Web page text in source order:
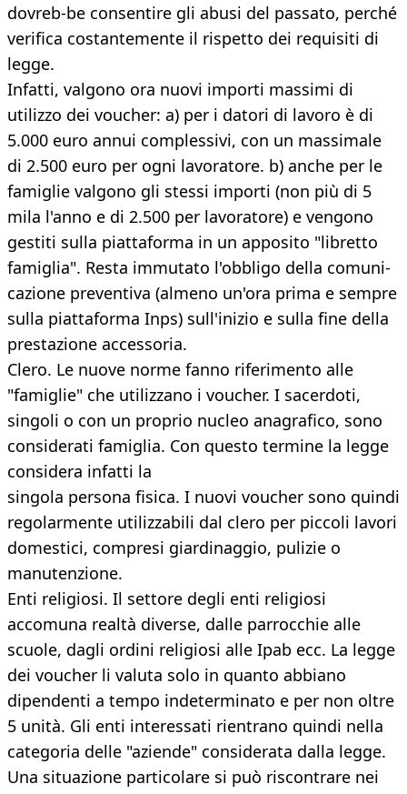
dovreb-be consentire gli abusi del passato, perché
verifica costantemente il rispetto dei requisiti di
legge.
Infatti, valgono ora nuovi importi massimi di
utilizzo dei voucher: a) per i datori di lavoro è di
5.000 euro annui complessivi, con un massimale
di 2.500 euro per ogni lavoratore. b) anche per le
famiglie valgono gli stessi importi (non più di 5
mila l'anno e di 2.500 per lavoratore) e vengono
gestiti sulla piattaforma in un apposito "libretto
famiglia". Resta immutato l'obbligo della comuni-
cazione preventiva (almeno un'ora prima e sempre
sulla piattaforma Inps) sull'inizio e sulla fine della
prestazione accessoria.
Clero. Le nuove norme fanno riferimento alle
"famiglie" che utilizzano i voucher. I sacerdoti,
singoli o con un proprio nucleo anagrafico, sono
considerati famiglia. Con questo termine la legge
considera infatti la
singola persona fisica. I nuovi voucher sono quindi
regolarmente utilizzabili dal clero per piccoli lavori
domestici, compresi giardinaggio, pulizie o
manutenzione.
Enti religiosi. Il settore degli enti religiosi
accomuna realtà diverse, dalle parrocchie alle
scuole, dagli ordini religiosi alle Ipab ecc. La legge
dei voucher li valuta solo in quanto abbiano
dipendenti a tempo indeterminato e per non oltre
5 unità. Gli enti interessati rientrano quindi nella
categoria delle "aziende" considerata dalla legge.
Una situazione particolare si può riscontrare nei